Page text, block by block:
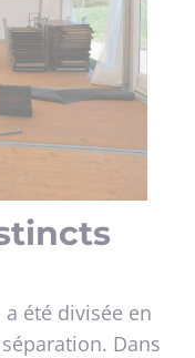
été divisée en
Dans